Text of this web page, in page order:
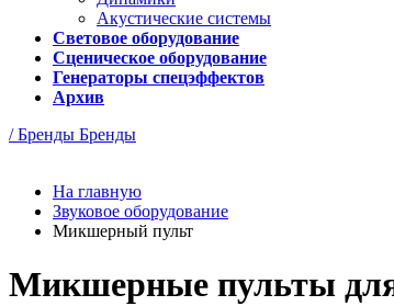
Акустические системы
Световое оборудование
Сценическое оборудование
Генераторы спецэффектов
Архив
/ Бренды Бренды
На главную
Звуковое оборудование
Микшерный пульт
Микшерные пульты